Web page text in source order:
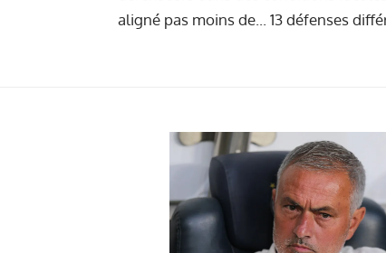
aligné pas moins de... 13 défenses